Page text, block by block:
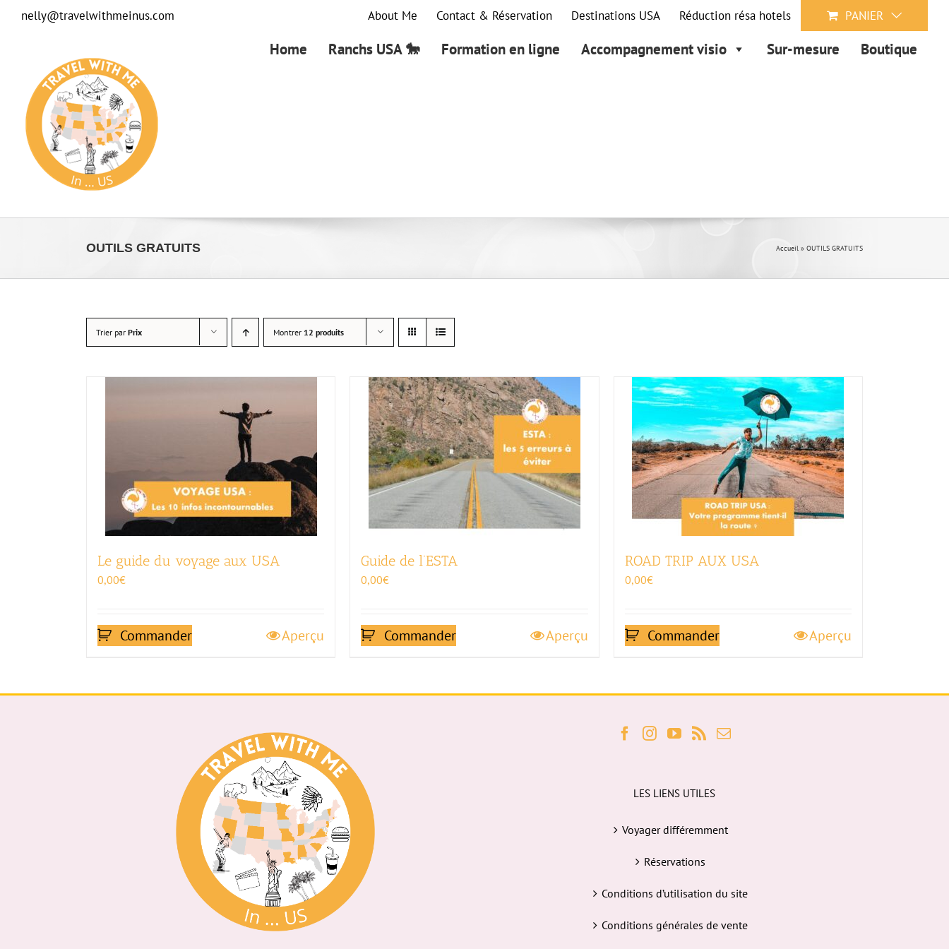
nelly@travelwithmeinus.com About Me Contact & Réservation Destinations USA Réduction résa hotels PANIER
Home Ranchs USA 🐎 Formation en ligne Accompagnement visio Sur-mesure Boutique
OUTILS GRATUITS Accueil » OUTILS GRATUITS
Trier par Prix Montrer 12 produits
Le guide du voyage aux USA
0,00€
Commander Aperçu
Guide de l’ESTA
0,00€
Commander Aperçu
ROAD TRIP AUX USA
0,00€
Commander Aperçu
LES LIENS UTILES
Voyager différemment
Réservations
Conditions d’utilisation du site
Conditions générales de vente